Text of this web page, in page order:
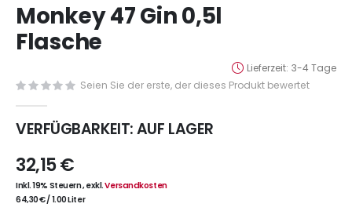
der
Bildergalerie
springen
Anfang
der
Bildergalerie
Monkey 47 Gin 0,5l
Flasche
Lieferzeit 3-4 Tage
Seien Sie der erste, der dieses Produkt bewertet
VERFÜGBARKEIT:AUF LAGER
32,15 €
Inkl. 19% Steuern,exkl.Versandkosten
64,30 €/1.00 Liter